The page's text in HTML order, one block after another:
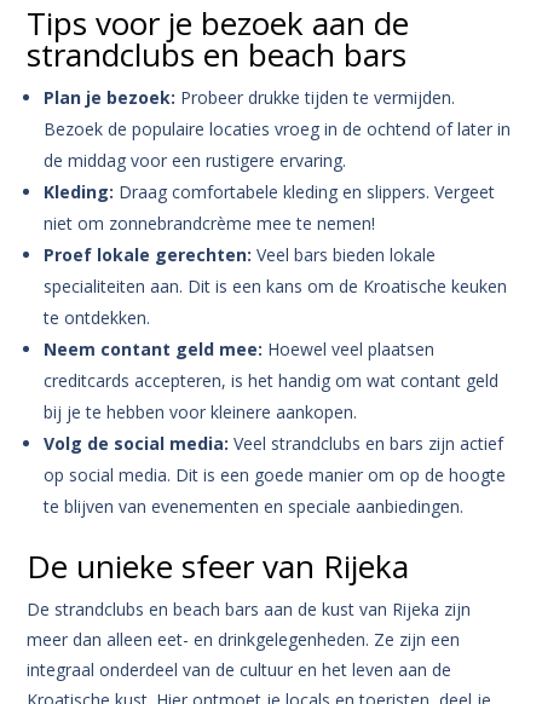
Tips voor je bezoek aan de
strandclubs en beach bars
Plan je bezoek: Probeer drukke tijden te vermijden.
Bezoek de populaire locaties vroeg in de ochtend of later in
de middag voor een rustigere ervaring.
Kleding: Draag comfortabele kleding en slippers. Vergeet
niet om zonnebrandcrème mee te nemen!
Proef lokale gerechten: Veel bars bieden lokale
specialiteiten aan. Dit is een kans om de Kroatische keuken
te ontdekken.
Neem contant geld mee: Hoewel veel plaatsen
creditcards accepteren, is het handig om wat contant geld
bij je te hebben voor kleinere aankopen.
Volg de social media: Veel strandclubs en bars zijn actief
op social media. Dit is een goede manier om op de hoogte
te blijven van evenementen en speciale aanbiedingen.
De unieke sfeer van Rijeka
De strandclubs en beach bars aan de kust van Rijeka zijn
meer dan alleen eet- en drinkgelegenheden. Ze zijn een
integraal onderdeel van de cultuur en het leven aan de